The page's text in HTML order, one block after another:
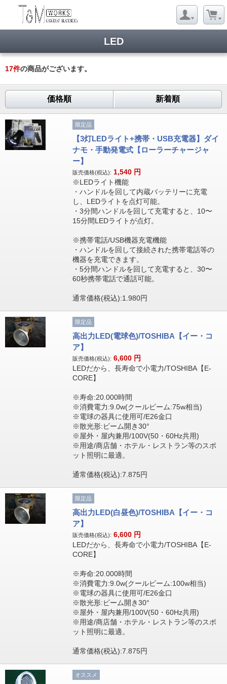
LED
17件の商品がございます。
価格順 新着順
限定品
【3灯LEDライト+携帯・USB充電器】ダイ
ナモ・手動発電式【ローラーチャージャ
ー】
販売価格(税込): 1,540 円
※LEDライト機能
・ハンドルを回して内蔵バッテリーに充電
し、LEDライトを点灯可能。
・3分間ハンドルを回して充電すると、10〜
15分間LEDライトが点灯。
※携帯電話/USB機器充電機能
・ハンドルを回して接続された携帯電話等の
機器を充電できます。
・5分間ハンドルを回して充電すると、30〜
60秒携帯電話で通話可能。
通常価格(税込):1.980円
限定品
高出力LED(電球色)/TOSHIBA【イー・コ
ア】
販売価格(税込): 6,600 円
LEDだから、長寿命で小電力/TOSHIBA【E-
CORE】
※寿命:20.000時間
※消費電力:9.0w(クールビーム:75w相当)
※電球の器具に使用可/E26金口
※散光形:ビーム開き30°
※屋外・屋内兼用/100V(50・60Hz共用)
※用途/商店舗・ホテル・レストラン等のスポ
ット照明に最適。
通常価格(税込):7.875円
限定品
高出力LED(白昼色)/TOSHIBA【イー・コ
ア】
販売価格(税込): 6,600 円
LEDだから、長寿命で小電力/TOSHIBA【E-
CORE】
※寿命:20.000時間
※消費電力:9.0w(クールビーム:100w相当)
※電球の器具に使用可/E26金口
※散光形:ビーム開き30°
※屋外・屋内兼用/100V(50・60Hz共用)
※用途/商店舗・ホテル・レストラン等のスポ
ット照明に最適。
通常価格(税込):7.875円
オススメ